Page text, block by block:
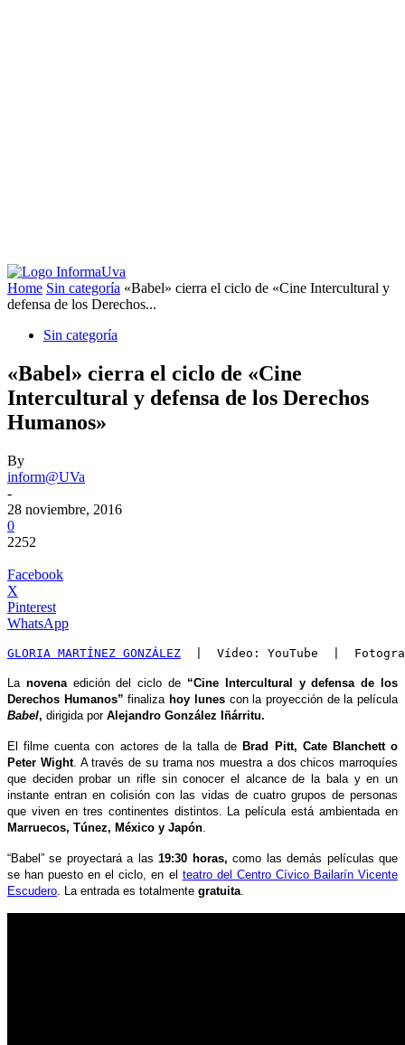
Home Sin categoría «Babel» cierra el ciclo de «Cine Intercultural y
defensa de los Derechos...
Sin categoría
«Babel» cierra el ciclo de «Cine
Intercultural y defensa de los Derechos
Humanos»
By
inform@UVa
-
28 noviembre, 2016
0
2252
Facebook
X
Pinterest
WhatsApp
GLORIA MARTÍNEZ GONZÁLEZ
|  Vídeo: YouTube  |
La novenaedición del ciclo de “Cine Intercultural y defensa de los
Derechos Humanos” finaliza hoy lunescon la proyección de la película
Babel, dirigida por Alejandro González Iñárritu.
El filme cuenta con actores de la talla de Brad Pitt, Cate Blanchett o
Peter Wight. A través de su trama nos muestra a dos chicos marroquíes
que deciden probar un rifle sin conocer el alcance de la bala y en un
instante entran en colisión con las vidas de cuatro grupos de personas
que viven en tres continentes distintos. La película está ambientada en
Marruecos, Túnez, México y Japón
“Babel” se proyectará a las19:30 horas, como las demás películas que
se han puesto en el ciclo, en el teatro del Centro Cívico Bailarín Vicente
Escudero . La entrada es totalmente gratuita